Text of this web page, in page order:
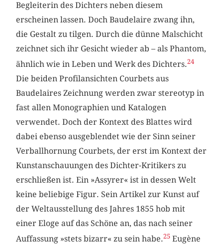
Begleiterin des Dichters neben diesem
erscheinen lassen. Doch Baudelaire zwang ihn,
die Gestalt zu tilgen. Durch die dünne Malschicht
zeichnet sich ihr Gesicht wieder ab – als Phantom,
ähnlich wie in Leben und Werk des Dichters.24
Die beiden Profilansichten Courbets aus
Baudelaires Zeichnung werden zwar stereotyp in
fast allen Monographien und Katalogen
verwendet. Doch der Kontext des Blattes wird
dabei ebenso ausgeblendet wie der Sinn seiner
Verballhornung Courbets, der erst im Kontext der
Kunstanschauungen des Dichter-Kritikers zu
erschließen ist. Ein »Assyrer« ist in dessen Welt
keine beliebige Figur. Sein Artikel zur Kunst auf
der Weltausstellung des Jahres 1855 hob mit
einer Eloge auf das Schöne an, das nach seiner
Auffassung »stets bizarr« zu sein habe.25 Eugène